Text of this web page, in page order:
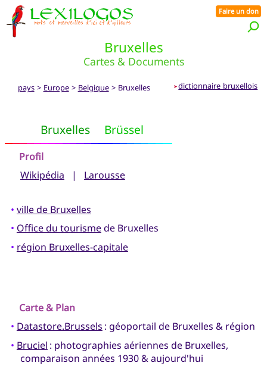
Bruxelles
Cartes & Documents
Faire un don
pays> Europe> Belgique> Bruxelles ➤dictionnaire bruxellois
Bruxelles Brüssel
Profil
Wikipédia | Larousse
• ville de Bruxelles
• Office du tourismede Bruxelles
• région Bruxelles-capitale
Carte & Plan
• Datastore.Brussels : géoportail de Bruxelles & région
• Bruciel : photographies aériennes de Bruxelles,
comparaison années 1930 & aujourd'hui